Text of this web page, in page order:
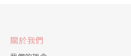
關於我們